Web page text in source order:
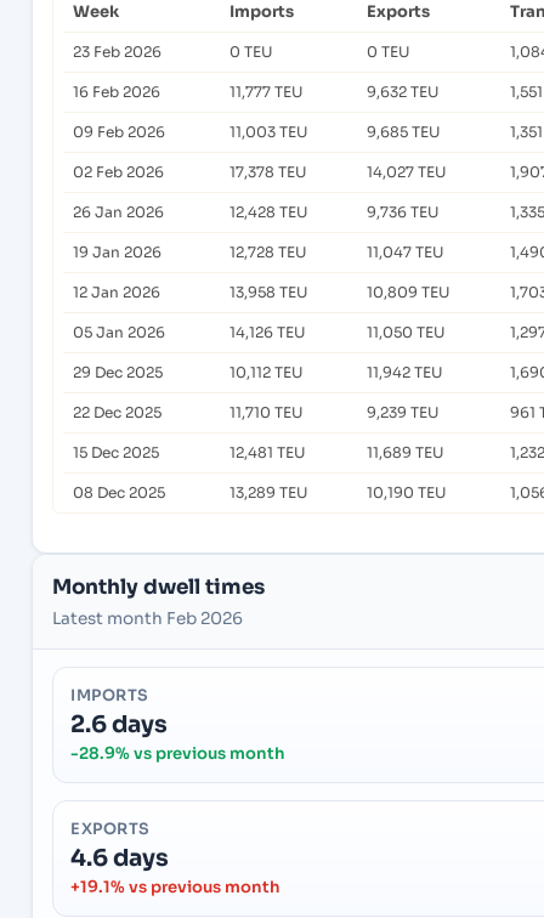
Week Imports Exports
23 Feb 2026 0 TEU 0 TEU
16 Feb 2026 11,777 TEU 9,632 TEU
09 Feb 2026 11,003 TEU 9,685 TEU
02 Feb 2026 17,378 TEU 14,027 TEU
26 Jan 2026 12,428 TEU 9,736 TEU
19 Jan 2026 12,728 TEU 11,047 TEU
12 Jan 2026 13,958 TEU 10,809 TEU
05 Jan 2026 14,126 TEU 11,050 TEU
29 Dec 2025 10,112 TEU 11,942 TEU
22 Dec 2025 11,710 TEU 9,239 TEU 961
15 Dec 2025 12,481 TEU 11,689 TEU
08 Dec 2025 13,289 TEU 10,190 TEU
Monthly dwell times
Latest month Feb 2026
IMPORTS
2.6 days
-28.9% vs previous month
EXPORTS
4.6 days
+19.1% vs previous month